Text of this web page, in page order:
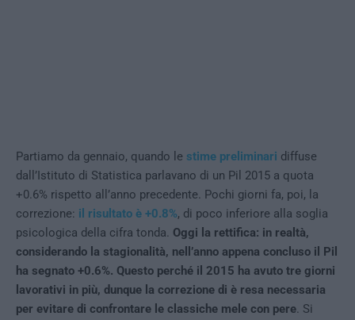
Partiamo da gennaio, quando le stime preliminari diffuse
dall’Istituto di Statistica parlavano di un Pil 2015 a quota
+0.6% rispetto all’anno precedente. Pochi giorni fa, poi, la
correzione: il risultato è +0.8%, di poco inferiore alla soglia
psicologica della cifra tonda. Oggi la rettifica: in realtà,
considerando la stagionalità, nell’anno appena concluso il Pil
ha segnato +0.6%. Questo perché il 2015 ha avuto tre giorni
lavorativi in più, dunque la correzione di è resa necessaria
per evitare di confrontare le classiche mele con pere. Si